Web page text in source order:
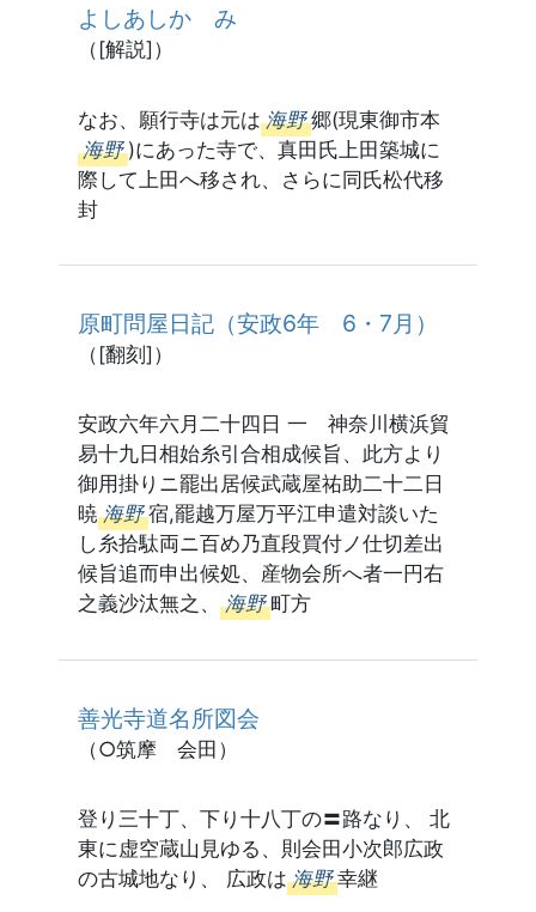
よしあしかゞみ
（[解説]）
なお、願行寺は元は 海野 郷(現東御市本
海野 )にあった寺で、真田氏上田築城に
際して上田へ移され、さらに同氏松代移
封
原町問屋日記（安政6年 6・7月）
（[翻刻]）
安政六年六月二十四日 一 神奈川横浜貿
易十九日相始糸引合相成候旨、此方より
御用掛りニ罷出居候武蔵屋祐助二十二日
暁 海野 宿,罷越万屋万平江申遣対談いた
し糸拾駄両ニ百め乃直段買付ノ仕切差出
候旨追而申出候処、産物会所へ者一円右
之義沙汰無之、 海野 町方
善光寺道名所図会
（○筑摩 会田）
登り三十丁、下り十八丁の〓路なり、 北
東に虚空蔵山見ゆる、則会田小次郎広政
の古城地なり、 広政は 海野 幸継